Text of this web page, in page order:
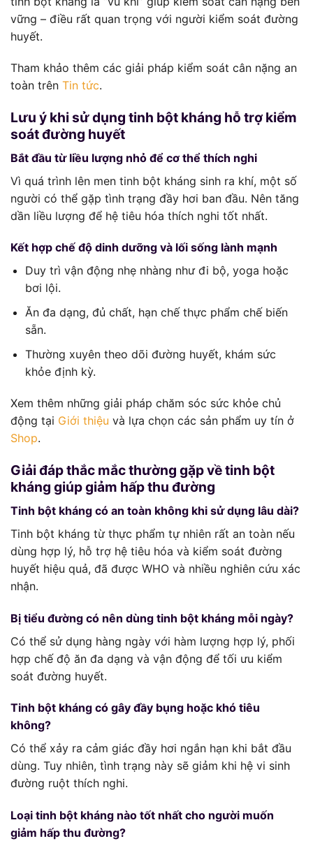
vững – điều rất quan trọng với người kiểm soát đường
huyết.
Tham khảo thêm các giải pháp kiểm soát cân nặng an
toàn trên Tin tức.
Lưu ý khi sử dụng tinh bột kháng hỗ trợ kiểm
soát đường huyết
Bắt đầu từ liều lượng nhỏ để cơ thể thích nghi
Vì quá trình lên men tinh bột kháng sinh ra khí, một số
người có thể gặp tình trạng đầy hơi ban đầu. Nên tăng
dần liều lượng để hệ tiêu hóa thích nghi tốt nhất.
Kết hợp chế độ dinh dưỡng và lối sống lành mạnh
Duy trì vận động nhẹ nhàng như đi bộ, yoga hoặc
bơi lội.
Ăn đa dạng, đủ chất, hạn chế thực phẩm chế biến
sẵn.
Thường xuyên theo dõi đường huyết, khám sức
khỏe định kỳ.
Xem thêm những giải pháp chăm sóc sức khỏe chủ
động tại Giới thiệu và lựa chọn các sản phẩm uy tín ở
Shop.
Giải đáp thắc mắc thường gặp về tinh bột
kháng giúp giảm hấp thu đường
Tinh bột kháng có an toàn không khi sử dụng lâu dài?
Tinh bột kháng từ thực phẩm tự nhiên rất an toàn nếu
dùng hợp lý, hỗ trợ hệ tiêu hóa và kiểm soát đường
huyết hiệu quả, đã được WHO và nhiều nghiên cứu xác
nhận.
Bị tiểu đường có nên dùng tinh bột kháng mỗi ngày?
Có thể sử dụng hàng ngày với hàm lượng hợp lý, phối
hợp chế độ ăn đa dạng và vận động để tối ưu kiểm
soát đường huyết.
Tinh bột kháng có gây đầy bụng hoặc khó tiêu
không?
Có thể xảy ra cảm giác đầy hơi ngắn hạn khi bắt đầu
dùng. Tuy nhiên, tình trạng này sẽ giảm khi hệ vi sinh
đường ruột thích nghi.
Loại tinh bột kháng nào tốt nhất cho người muốn
giảm hấp thu đường?